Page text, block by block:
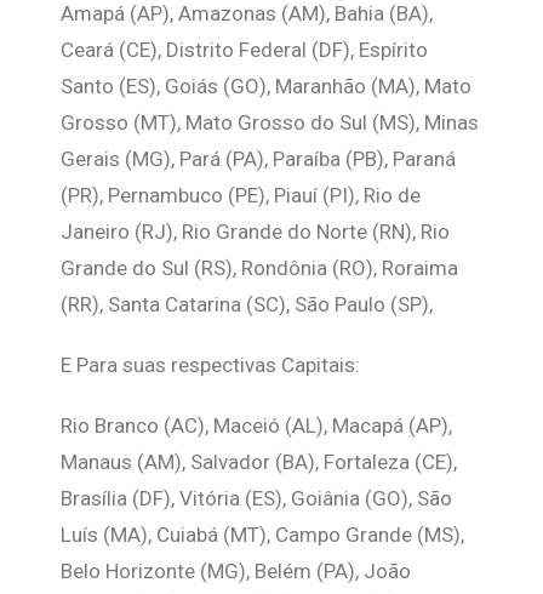
Amapá (AP), Amazonas (AM), Bahia (BA),
Ceará (CE), Distrito Federal (DF), Espírito
Santo (ES), Goiás (GO), Maranhão (MA), Mato
Grosso (MT), Mato Grosso do Sul (MS), Minas
Gerais (MG), Pará (PA), Paraíba (PB), Paraná
(PR), Pernambuco (PE), Piauí (PI), Rio de
Janeiro (RJ), Rio Grande do Norte (RN), Rio
Grande do Sul (RS), Rondônia (RO), Roraima
(RR), Santa Catarina (SC), São Paulo (SP),
E Para suas respectivas Capitais:
Rio Branco (AC), Maceió (AL), Macapá (AP),
Manaus (AM), Salvador (BA), Fortaleza (CE),
Brasília (DF), Vitória (ES), Goiânia (GO), São
Luís (MA), Cuiabá (MT), Campo Grande (MS),
Belo Horizonte (MG), Belém (PA), João